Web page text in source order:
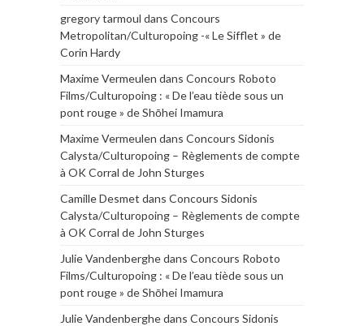
gregory tarmoul dans Concours
Metropolitan/Culturopoing -« Le Sifflet » de
Corin Hardy
Maxime Vermeulen dans Concours Roboto
Films/Culturopoing : « De l’eau tiède sous un
pont rouge » de Shōhei Imamura
Maxime Vermeulen dans Concours Sidonis
Calysta/Culturopoing – Règlements de compte
à OK Corral de John Sturges
Camille Desmet dans Concours Sidonis
Calysta/Culturopoing – Règlements de compte
à OK Corral de John Sturges
Julie Vandenberghedans Concours Roboto
Films/Culturopoing : « De l’eau tiède sous un
pont rouge » de Shōhei Imamura
Julie Vandenberghedans Concours Sidonis